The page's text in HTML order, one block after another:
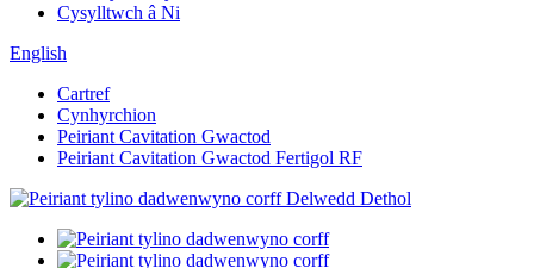
Cysylltwch â Ni
English
Cartref
Cynhyrchion
Peiriant Cavitation Gwactod
Peiriant Cavitation Gwactod Fertigol RF